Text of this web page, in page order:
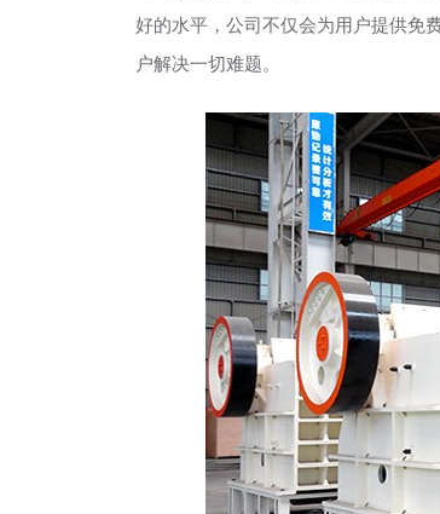
好的水平，公司不仅会为用户提供免
户解决一切难题。